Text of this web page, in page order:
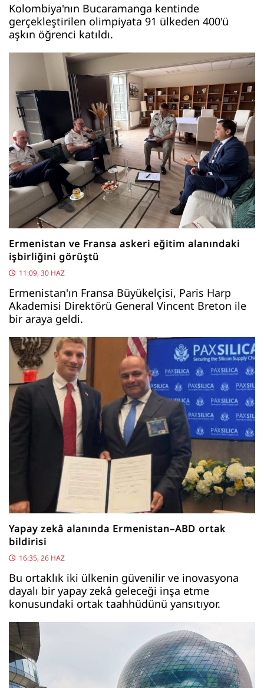
Kolombiya'nın Bucaramanga kentinde
gerçekleştirilen olimpiyata 91 ülkeden 400'ü
aşkın öğrenci katıldı.
Ermenistan ve Fransa askeri eğitim alanındaki
işbirliğini görüştü
11:09, 30 HAZ
Ermenistan'ın Fransa Büyükelçisi, Paris Harp
Akademisi Direktörü General Vincent Breton ile
bir araya geldi.
Yapay zekâ alanında Ermenistan–ABD ortak
bildirisi
16:35, 26 HAZ
Bu ortaklık iki ülkenin güvenilir ve inovasyona
dayalı bir yapay zekâ geleceği inşa etme
konusundaki ortak taahhüdünü yansıtıyor.